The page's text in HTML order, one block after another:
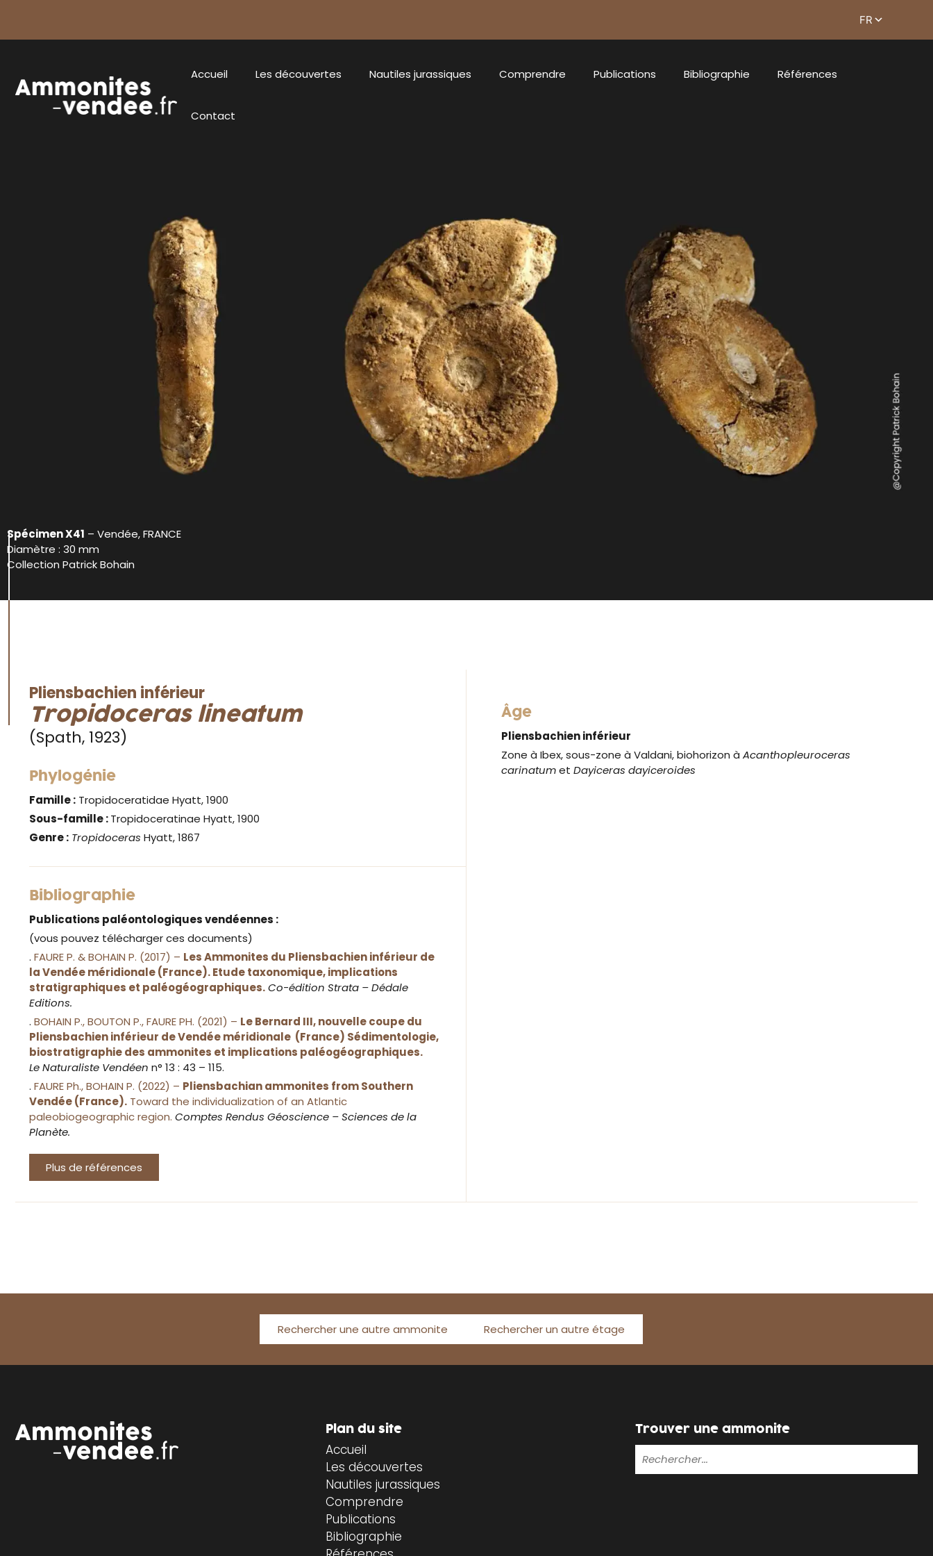
Accueil Les découvertes Nautiles jurassiques Comprendre Publications Bibliographie Références
Contact
Spécimen X41 – Vendée, FRANCE
Diamètre : 30 mm
Collection Patrick Bohain
Pliensbachien inférieur
Tropidoceras lineatum
(Spath, 1923)
Phylogénie
Famille : Tropidoceratidae Hyatt, 1900
Sous-famille :Tropidoceratinae Hyatt, 1900
Genre : Tropidoceras Hyatt, 1867
Bibliographie
Publications paléontologiques vendéennes :
(vous pouvez télécharger ces documents)
. FAURE P. & BOHAIN P. (2017) – Les Ammonites du Pliensbachien inférieur de
la Vendée méridionale (France). Etude taxonomique, implications
stratigraphiques et paléogéographiques.Co-édition Strata – Dédale
Editions.
. BOHAIN P., BOUTON P., FAURE PH. (2021) – Le Bernard III, nouvelle coupe du
Pliensbachien inférieur de Vendée méridionale (France) Sédimentologie,
biostratigraphie des ammonites et implications paléogéographiques.
Le Naturaliste Vendéen n° 13 : 43 – 115.
. FAURE Ph., BOHAIN P. (2022) – Pliensbachian ammonites from Southern
Vendée (France). Toward the individualization of an Atlantic
paleobiogeographic region. Comptes Rendus Géoscience – Sciences de la
Planète.
Plus de références
Âge
Pliensbachien inférieur
Zone à Ibex, sous-zone à Valdani, biohorizon à Acanthopleuroceras
carinatumet Dayiceras dayiceroides
Rechercher une autre ammonite Rechercher un autre étage
Plan du site
Accueil
Les découvertes
Nautiles jurassiques
Comprendre
Publications
Bibliographie
Trouver une ammonite